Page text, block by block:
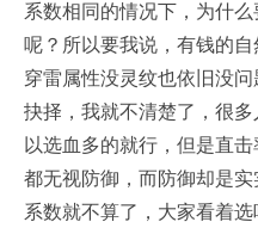
系数相同的情况下，为什
呢？所以要我说，有钱的
穿雷属性没灵纹也依旧没
抉择，我就不清楚了，很
以选血多的就行，但是直
都无视防御，而防御却是
系数就不算了，大家看着选